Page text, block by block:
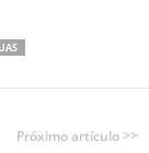
Próximo artículo >>